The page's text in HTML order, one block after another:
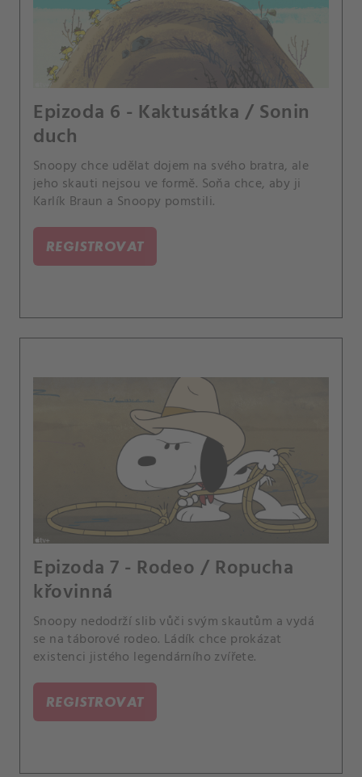
Epizoda 6 - Kaktusátka / Sonin
duch
Snoopy chce udělat dojem na svého bratra, ale
jeho skauti nejsou ve formě. Soňa chce, aby ji
Karlík Braun a Snoopy pomstili.
REGISTROVAT
Epizoda 7 - Rodeo / Ropucha
křovinná
Snoopy nedodrží slib vůči svým skautům a vydá
se na táborové rodeo. Ládík chce prokázat
existenci jistého legendárního zvířete.
REGISTROVAT